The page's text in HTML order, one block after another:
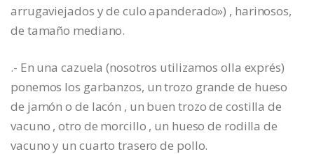
arrugaviejados y de culo apanderado») , harinosos,
de tamaño mediano.
.- En una cazuela (nosotros utilizamos olla exprés)
ponemos los garbanzos, un trozo grande de hueso
de jamón o de lacón , un buen trozo de costilla de
vacuno , otro de morcillo , un hueso de rodilla de
vacuno y un cuarto trasero de pollo.